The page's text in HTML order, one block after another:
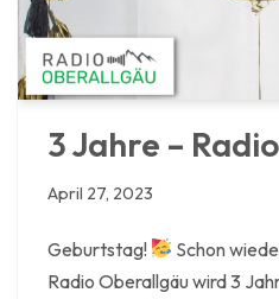
3 Jahre –
April 27, 2023
Geburtstag!
Schon
Radio Oberallgäu wird 3